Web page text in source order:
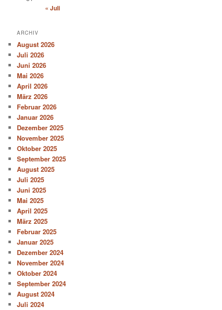
« Juli
ARCHIV
August 2026
Juli 2026
Juni 2026
Mai 2026
April 2026
März 2026
Februar 2026
Januar 2026
Dezember 2025
November 2025
Oktober 2025
September 2025
August 2025
Juli 2025
Juni 2025
Mai 2025
April 2025
März 2025
Februar 2025
Januar 2025
Dezember 2024
November 2024
Oktober 2024
September 2024
August 2024
Juli 2024